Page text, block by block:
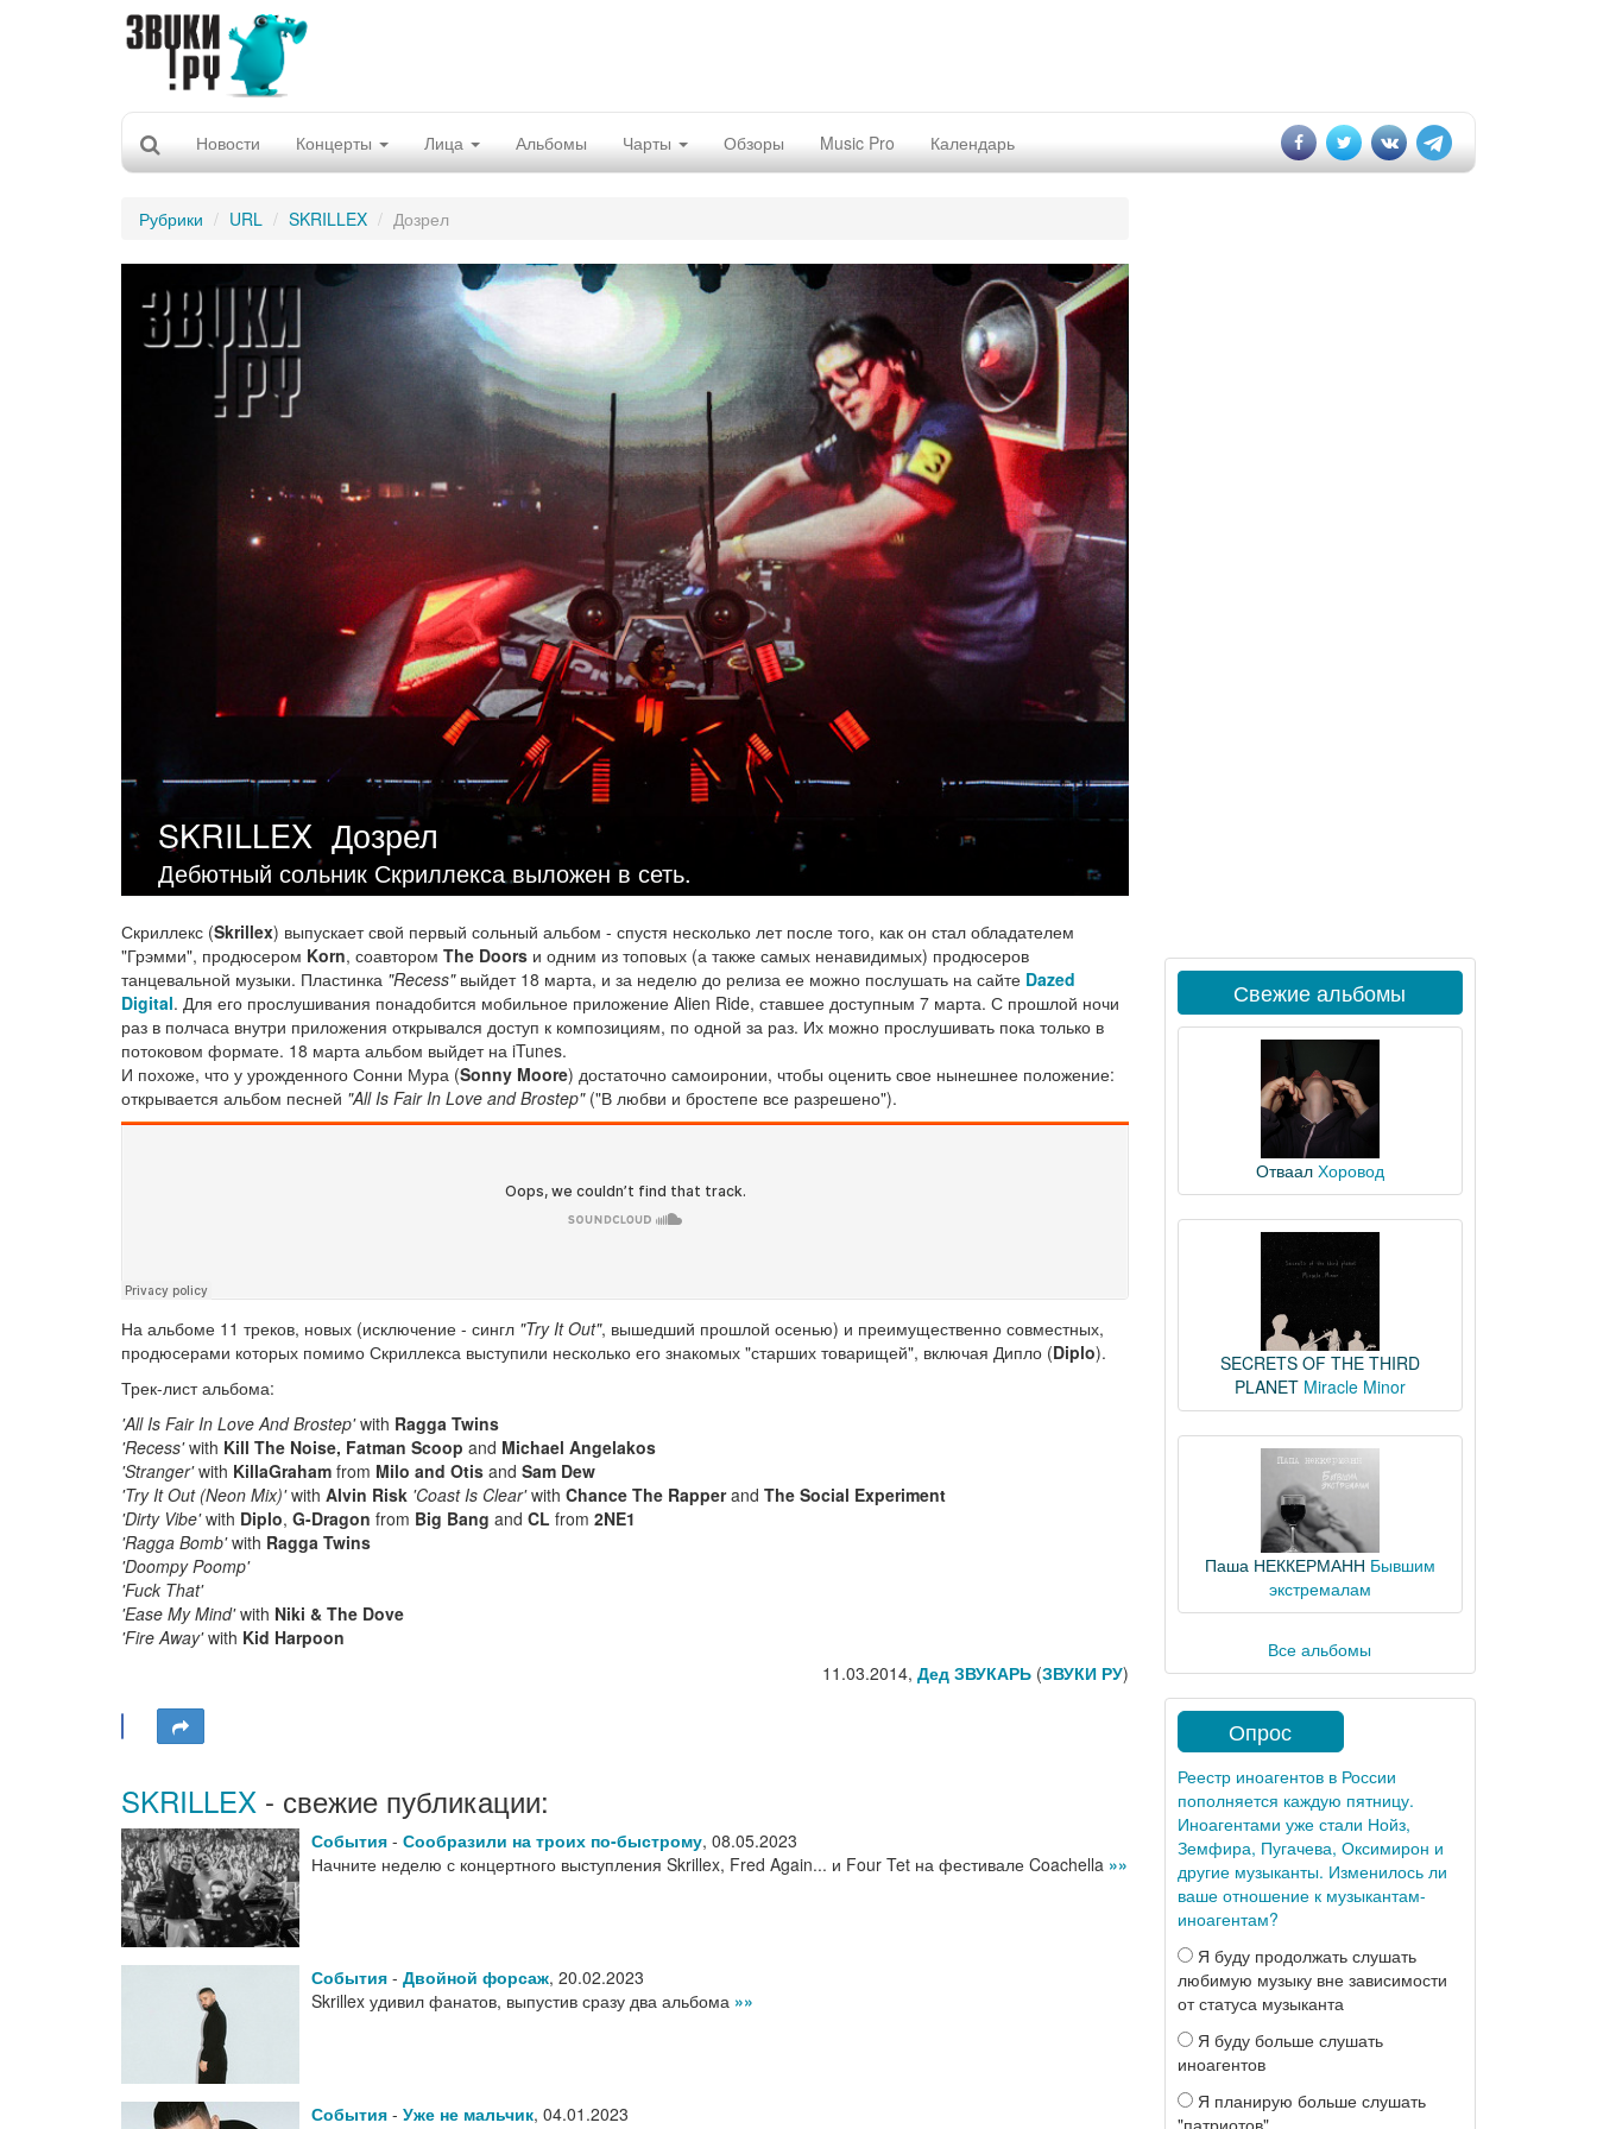
Новости Концерты Лица Альбомы Чарты Обзоры Music Pro Календарь
Рубрики URL SKRILLEX Дозрел
SKRILLEX Дозрел
Дебютный сольник Скриллекса выложен в сеть.
Скриллекс (Skrillex) выпускает свой первый сольный альбом - спустя несколько лет после того, как он стал обладателем
"Грэмми", продюсером Korn, соавтором The Doors и одним из топовых (а также самых ненавидимых) продюсеров
танцевальной музыки. Пластинка "Recess"выйдет 18 марта, и за неделю до релиза ее можно послушать на сайте Dazed
Digital. Для его прослушивания понадобится мобильное приложение Alien Ride, ставшее доступным 7 марта. С прошлой ночи
раз в полчаса внутри приложения открывался доступ к композициям, по одной за раз. Их можно прослушивать пока только в
потоковом формате. 18 марта альбом выйдет на iTunes.
И похоже, что у урожденного Сонни Мура (Sonny Moore) достаточно самоиронии, чтобы оценить свое нынешнее положение:
открывается альбом песней "All Is Fair In Love and Brostep"("В любви и бростепе все разрешено").
На альбоме 11 треков, новых (исключение - сингл "Try It Out", вышедший прошлой осенью) и преимущественно совместных,
продюсерами которых помимо Скриллекса выступили несколько его знакомых "старших товарищей", включая Дипло (Diplo).
Трек-лист альбома:
'All Is Fair In Love And Brostep'with Ragga Twins
'Recess'with Kill The Noise, Fatman Scoop and Michael Angelakos
'Stranger'with KillaGraham from Milo and Otis and Sam Dew
'Try It Out (Neon Mix)'with Alvin Risk 'Coast Is Clear'with Chance The Rapperand The Social Experiment
'Dirty Vibe'with Diplo, G-Dragon from Big Bang and CL from 2NE1
'Ragga Bomb'with Ragga Twins
'Doompy Poomp'
'Fuck That'
'Ease My Mind'with Niki & The Dove
'Fire Away'with Kid Harpoon
11.03.2014, Дед ЗВУКАРЬ(ЗВУКИ РУ)
SKRILLEX - свежие публикации:
События - Сообразили на троих по-быстрому, 08.05.2023
Начните неделю с концертного выступления Skrillex, Fred Again... и Four Tet на фестивале Coachella »»
События - Двойной форсаж, 20.02.2023
Skrillex удивил фанатов, выпустив сразу два альбома »»
События - Уже не мальчик, 04.01.2023
Свежие альбомы
Отваал Хоровод
SECRETS OF THE THIRD
PLANET Miracle Minor
Паша НЕККЕРМАНН Бывшим
экстремалам
Все альбомы
Опрос
Реестр иноагентов в России
пополняется каждую пятницу.
Иноагентами уже стали Нойз,
Земфира, Пугачева, Оксимирон и
другие музыканты. Изменилось ли
ваше отношение к музыкантам-
иноагентам?
Я буду продолжать слушать
любимую музыку вне зависимости
от статуса музыканта
Я буду больше слушать
иноагентов
Я планирую больше слушать
"патриотов"